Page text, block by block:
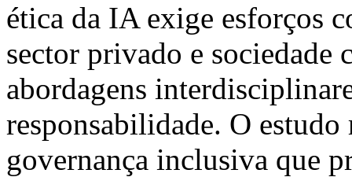
ética da IA exige esforços
sector privado e
abordagens
responsabilidade. O
governança inclusiva que